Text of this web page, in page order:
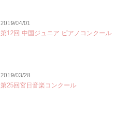
2019/04/01
第12回 中国ジュニア ピアノコンクール
2019/03/28
第25回宮日音楽コンクール